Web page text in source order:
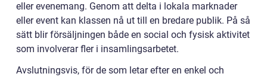
eller evenemang. Genom att delta i lokala marknader
eller event kan klassen nå ut till en bredare publik. På så
sätt blir försäljningen både en social och fysisk aktivitet
som involverar fler i insamlingsarbetet.
Avslutningsvis, för de som letar efter en enkel och